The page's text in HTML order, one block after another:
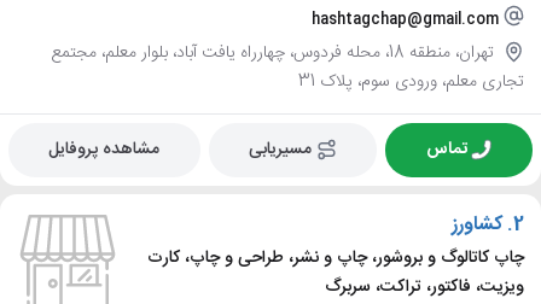
hashtagchap@gmail.com
تهران، منطقه 18، محله فردوس، چهارراه یافت آباد، بلوار معلم، مجتمع
تجاری معلم، ورودی سوم، پلاک 31
تماس مسیریابی مشاهده پروفایل
2. کشاورز
چاپ کاتالوگ و بروشور، چاپ و نشر، طراحی و چاپ، کارت
ویزیت، فاکتور، تراکت، سربرگ